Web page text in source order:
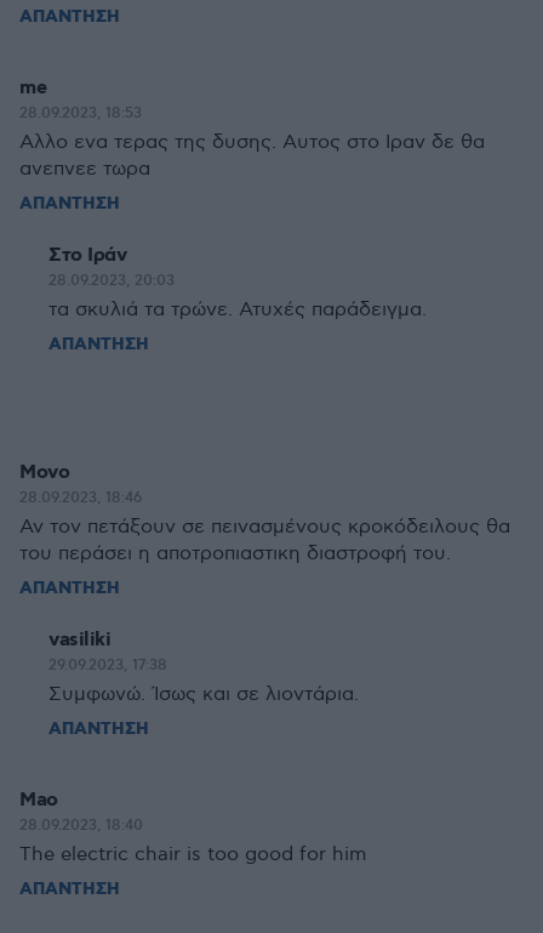
ΑΠΑΝΤΗΣΗ
me
28.09.2023, 18:53
Αλλο ενα τερας της δυσης. Αυτος στο Ιραν δε θα
ανεπνεε τωρα
ΑΠΑΝΤΗΣΗ
Στο Ιράν
28.09.2023, 20:03
τα σκυλιά τα τρώνε. Ατυχές παράδειγμα.
ΑΠΑΝΤΗΣΗ
Μονο
28.09.2023, 18:46
Αν τον πετάξουν σε πεινασμένους κροκόδειλους θα
του περάσει η αποτροπιαστικη διαστροφή του.
ΑΠΑΝΤΗΣΗ
vasiliki
29.09.2023, 17:38
Συμφωνώ. Ίσως και σε λιοντάρια.
ΑΠΑΝΤΗΣΗ
Mao
28.09.2023, 18:40
The electric chair is too good for him
ΑΠΑΝΤΗΣΗ